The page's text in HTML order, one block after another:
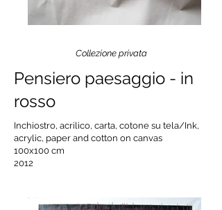
Collezione privata
Pensiero paesaggio - in
rosso
Inchiostro, acrilico, carta, cotone su tela/Ink,
acrylic, paper and cotton on canvas
100x100 cm
2012